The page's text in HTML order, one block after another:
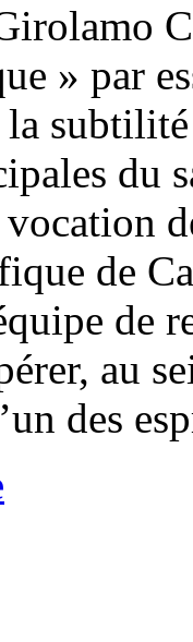
» par
subtilité
du
de
de
au
des